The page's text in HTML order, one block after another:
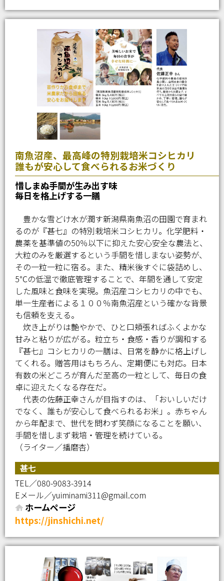
南魚沼産、最高峰の特別栽培米コシヒカリ
誰もが安心して食べられるお米づくり
惜しまぬ手間が生み出す味
毎日を格上げする一膳
豊かな雪どけ水が潤す新潟県南魚沼の田園で育まれ
るのが『甚七』の特別栽培米コシヒカリ。化学肥料・
農薬を基準値の50％以下に抑えた安心安全な農法と、
大粒のみを厳選するという手間を惜しまない姿勢が、
その一粒一粒に宿る。また、精米後すぐに袋詰めし、
5℃の低温で徹底管理することで、年間を通して安定
した風味と食味を実現。魚沼産コシヒカリの中でも、
単一生産者による１００％南魚沼産という確かな背景
も信頼を支える。
炊き上がりは艶やかで、ひと口頬張ればふくよかな
甘みと粘りが広がる。粒立ち・食感・香りが調和する
『甚七』コシヒカリの一膳は、日常を静かに格上げし
てくれる。贈答用はもちろん、定期便にも対応。日本
有数の米どころが育んだ至高の一粒として、毎日の食
卓に迎えたくなる存在だ。
代表の佐藤正幸さんが目指すのは、「おいしいだけ
でなく、誰もが安心して食べられるお米」。赤ちゃん
から年配まで、世代を問わず笑顔になることを願い、
手間を惜しまず栽培・管理を続けている。
（ライター／播磨杏）
甚七
TEL／080-9083-3914
Eメール／yuiminami311@gmail.com
ホームページ
https://jinshichi.net/